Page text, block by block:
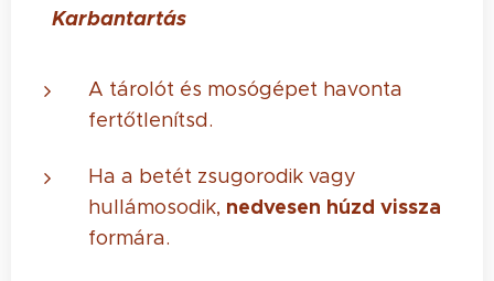
🧼 Karbantartás
A tárolót és mosógépet havonta
fertőtlenítsd.
Ha a betét zsugorodik vagy
hullámosodik, nedvesen húzd vissza
formára.